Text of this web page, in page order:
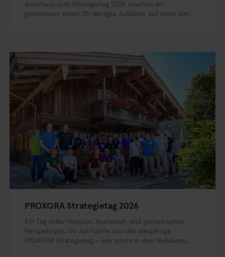
Anschluss zum Strategietag 2026 feierten wir
gemeinsam unser 25-jähriges Jubiläum auf einer Alm...
PROXORA Strategietag 2026
Ein Tag voller Impulse, Austausch und gemeinsamer
Perspektiven. Im Juli führte uns der diesjährige
PROXORA Strategietag – wie schon in den Vorjahren...